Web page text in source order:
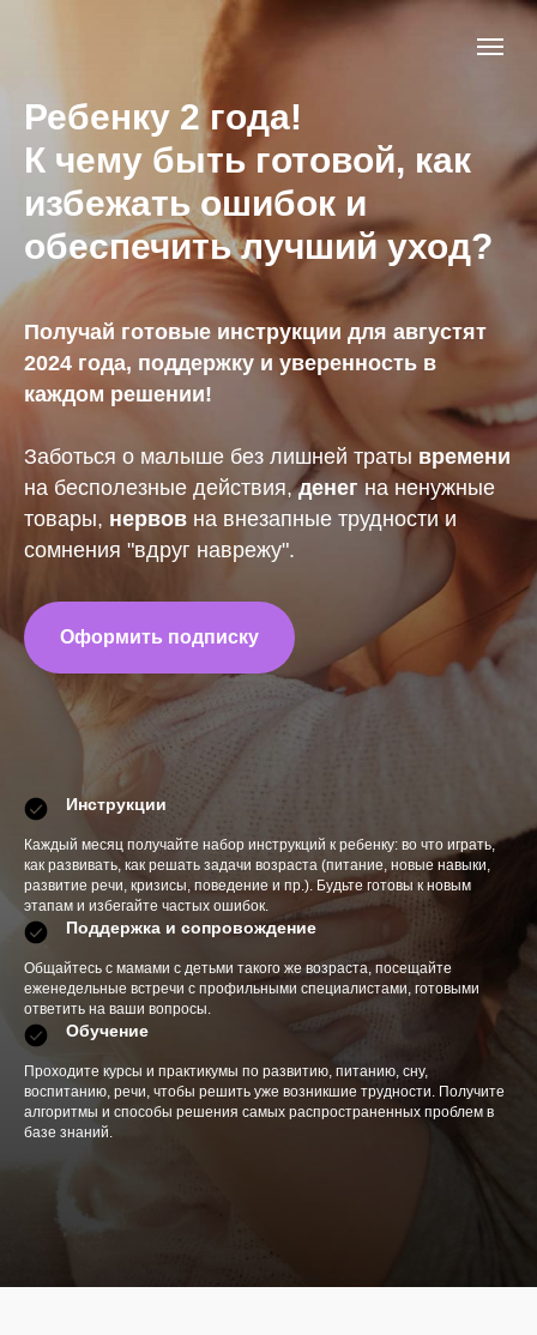
Ребенку 2 года!
К чему быть готовой, как
избежать ошибок и
обеспечить лучший уход?
Получай готовые инструкции для августят
2024 года, поддержку и уверенность в
каждом решении!
Заботься о малыше без лишней траты времени
на бесполезные действия,денегна ненужные
товары, нервов на внезапные трудности и
сомнения "вдруг наврежу".
Оформить подписку
Инструкции
Каждый месяц получайте набор инструкций к ребенку: во что играть,
как развивать, как решать задачи возраста (питание, новые навыки,
развитие речи, кризисы, поведение и пр.). Будьте готовы к новым
этапам и избегайте частых ошибок.
Поддержка и сопровождение
Общайтесь с мамами с детьми такого же возраста, посещайте
еженедельные встречи с профильными специалистами, готовыми
ответить на ваши вопросы.
Обучение
Проходите курсы и практикумы по развитию, питанию, сну,
воспитанию, речи, чтобы решить уже возникшие трудности. Получите
алгоритмы и способы решения самых распространенных проблем в
базе знаний.